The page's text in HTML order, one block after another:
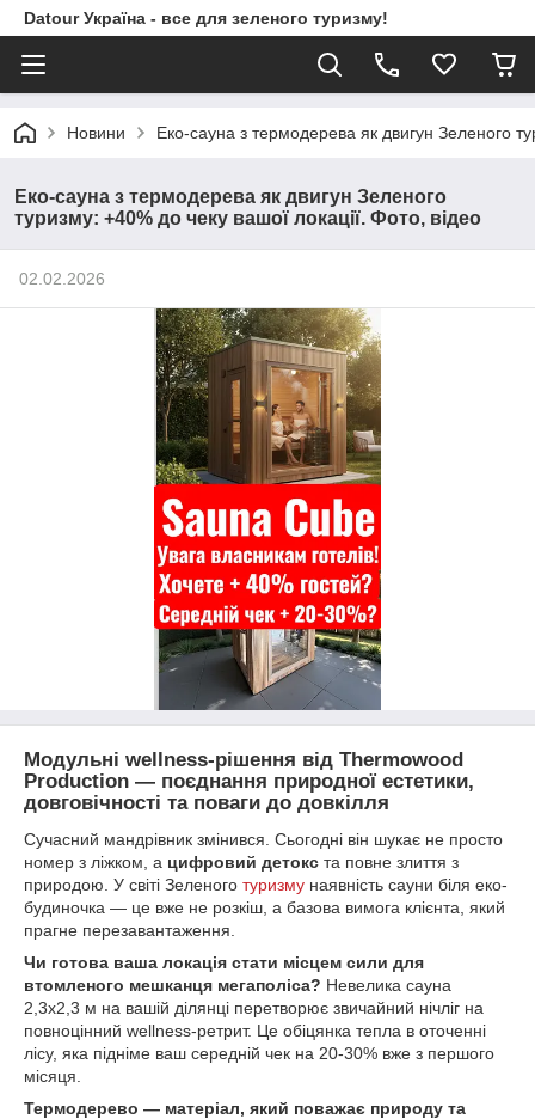
Datour Україна - все для зеленого туризму!
Новини Еко-сауна з термодерева як двигун Зеленого
Еко-сауна з термодерева як двигун Зеленого
туризму: +40% до чеку вашої локації. Фото, відео
02.02.2026
Модульні wellness-рішення від Thermowood
Production — поєднання природної естетики,
довговічності та поваги до довкілля
Сучасний мандрівник змінився. Сьогодні він шукає не просто
номер з ліжком, а цифровий детокс та повне злиття з
природою. У світі Зеленого туризму наявність сауни біля еко-
будиночка — це вже не розкіш, а базова вимога клієнта, який
прагне перезавантаження.
Чи готова ваша локація стати місцем сили для
втомленого мешканця мегаполіса? Невелика сауна
2,3х2,3 м на вашій ділянці перетворює звичайний нічліг на
повноцінний wellness-ретрит. Це обіцянка тепла в оточенні
лісу, яка підніме ваш середній чек на 20-30% вже з першого
місяця.
Термодерево — матеріал, який поважає природу та